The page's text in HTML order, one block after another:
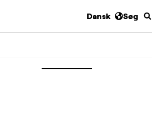
Dansk Søg